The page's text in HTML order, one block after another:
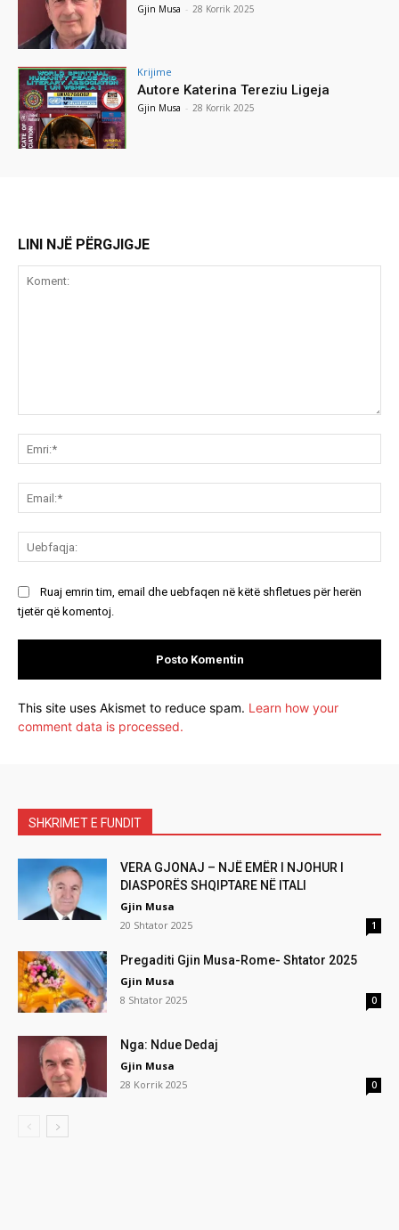
Gjin Musa - 28 Korrik 2025
Krijime
Autore Katerina Tereziu Ligeja
Gjin Musa - 28 Korrik 2025
LINI NJË PËRGJIGJE
Ruaj emrin tim, email dhe uebfaqen në këtë shfletues për herën
tjetër që komentoj.
This site uses Akismet to reduce spam. Learn how your
comment data is processed.
SHKRIMET E FUNDIT
VERA GJONAJ – NJË EMËR I NJOHUR I
DIASPORËS SHQIPTARE NË ITALI
Gjin Musa
20 Shtator 2025
1
Pregaditi Gjin Musa-Rome- Shtator 2025
Gjin Musa
8 Shtator 2025
0
Nga: Ndue Dedaj
Gjin Musa
28 Korrik 2025
0